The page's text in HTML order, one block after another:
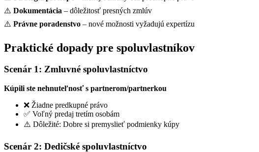
⚠️ Dokumentácia – dôležitosť presných zmlúv
⚠️ Právne poradenstvo – nové možnosti vyžadujú expertízu
Praktické dopady pre spoluvlastníkov
Scenár 1: Zmluvné spoluvlastníctvo
Kúpili ste nehnuteľnosť s partnerom/partnerkou
❌ Žiadne predkupné právo
✅ Voľný predaj tretím osobám
⚠️ Dôležité: Dobre si premyslieť podmienky kúpy
Scenár 2: Dedičské spoluvlastníctvo